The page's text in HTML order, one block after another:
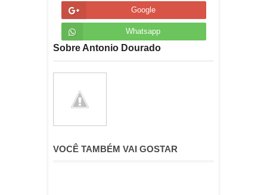
Google
Whatsapp
Sobre Antonio Dourado
VOCÊ TAMBÉM VAI GOSTAR